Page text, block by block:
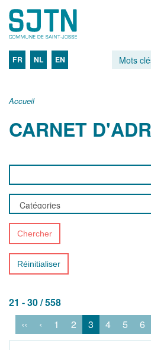
FR NL EN
Accueil
CARNET
Chercher
Réinitialiser
21 - 30 / 558
‹‹
‹ 1 2 3 4 5 6